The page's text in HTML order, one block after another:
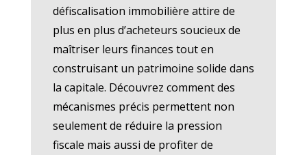
défiscalisation immobilière attire de
plus en plus d’acheteurs soucieux de
maîtriser leurs finances tout en
construisant un patrimoine solide dans
la capitale. Découvrez comment des
mécanismes précis permettent non
seulement de réduire la pression
fiscale mais aussi de profiter de